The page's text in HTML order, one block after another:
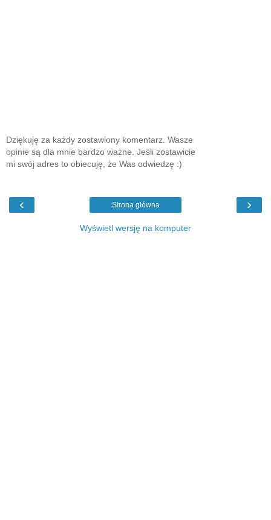
Dziękuję za każdy zostawiony komentarz. Wasze
opinie są dla mnie bardzo ważne. Jeśli zostawicie
mi swój adres to obiecuję, że Was odwiedzę :)
‹ ›
Strona główna
Wyświetl wersję na komputer